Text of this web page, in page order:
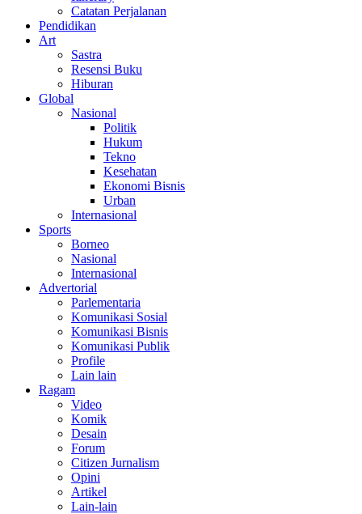
Catatan Perjalanan
Pendidikan
Art
Sastra
Resensi Buku
Hiburan
Global
Nasional
Politik
Hukum
Tekno
Kesehatan
Ekonomi Bisnis
Urban
Internasional
Sports
Borneo
Nasional
Internasional
Advertorial
Parlementaria
Komunikasi Sosial
Komunikasi Bisnis
Komunikasi Publik
Profile
Lain lain
Ragam
Video
Komik
Desain
Forum
Citizen Jurnalism
Opini
Artikel
Lain-lain